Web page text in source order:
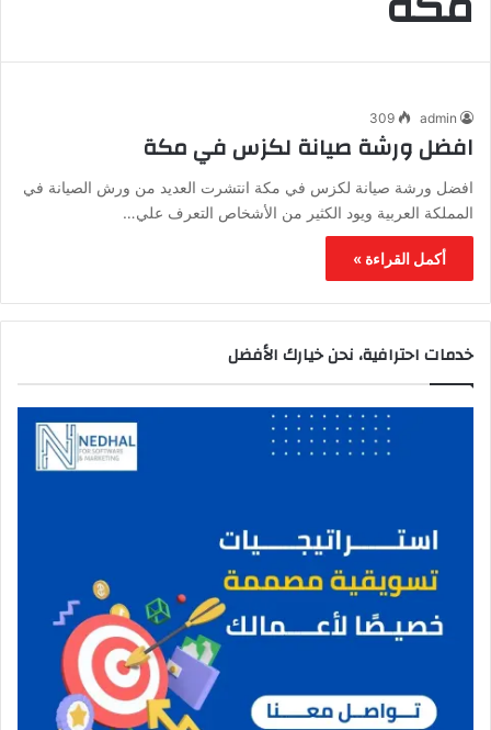
admin
309
افضل ورشة صيانة لكزس في مكة
افضل ورشة صيانة لكزس في مكة انتشرت العديد من ورش الصيانة في
المملكة العربية ويود الكثير من الأشخاص التعرف علي…
أكمل القراءة »
خدمات احترافية، نحن خيارك الأفضل